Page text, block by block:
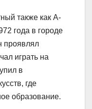
также как А-
года в городе
проявлял
играть на
в
где
образование.